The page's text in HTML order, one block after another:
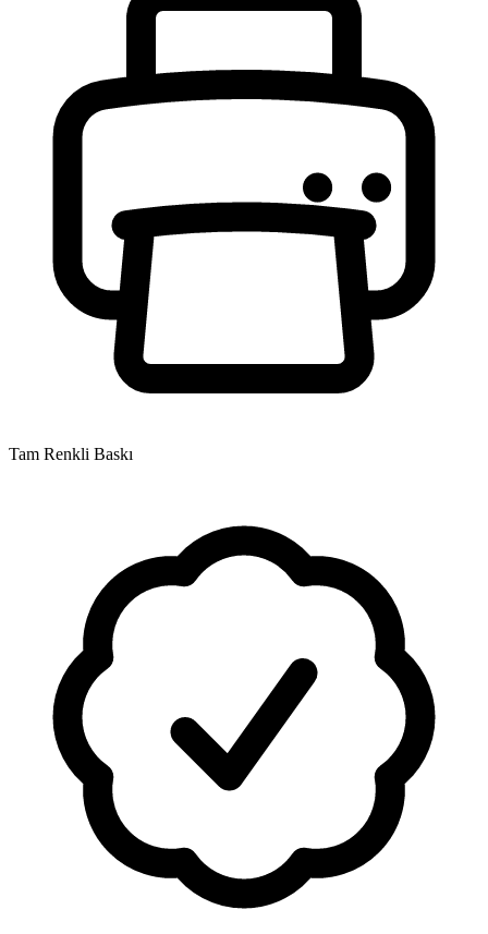
Tam Renkli Baskı